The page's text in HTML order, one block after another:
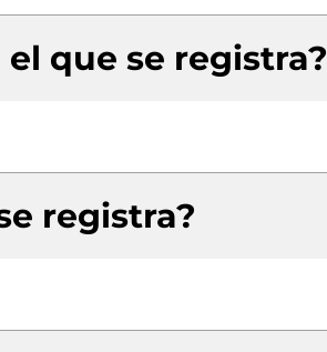
que se registra?
registra?